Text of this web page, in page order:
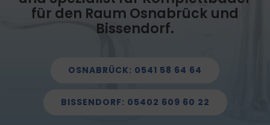
für den Raum Osnabrück und
Bissendorf.
OSNABRÜCK: 0541 58 64 64
BISSENDORF: 05402 609 60 22